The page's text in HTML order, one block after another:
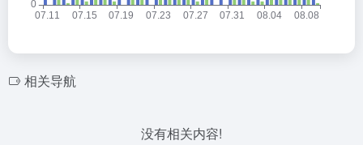
相关导航
没有相关内容!